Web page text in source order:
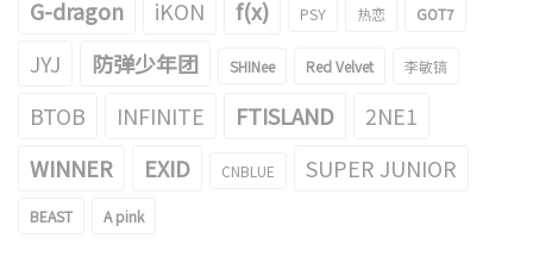
G-dragon iKON f(x) PSY 热恋 GOT7
JYJ 防弹少年团 SHINee Red Velvet 李敏镐
BTOB INFINITE FTISLAND
2NE1
WINNER
EXID CNBLUE SUPER JUNIOR
BEAST A pink